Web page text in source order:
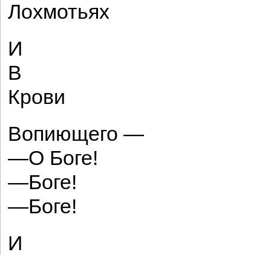
Лохмотьях
И
В
Крови
Вопиющего —
—О Боге!
—Боге!
—Боге!
И